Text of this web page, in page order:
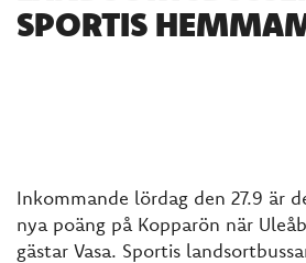
SPORTIS
Inkommande lördag den 27.9 är
nya poäng på Kopparön när
gästar Vasa. Sportis